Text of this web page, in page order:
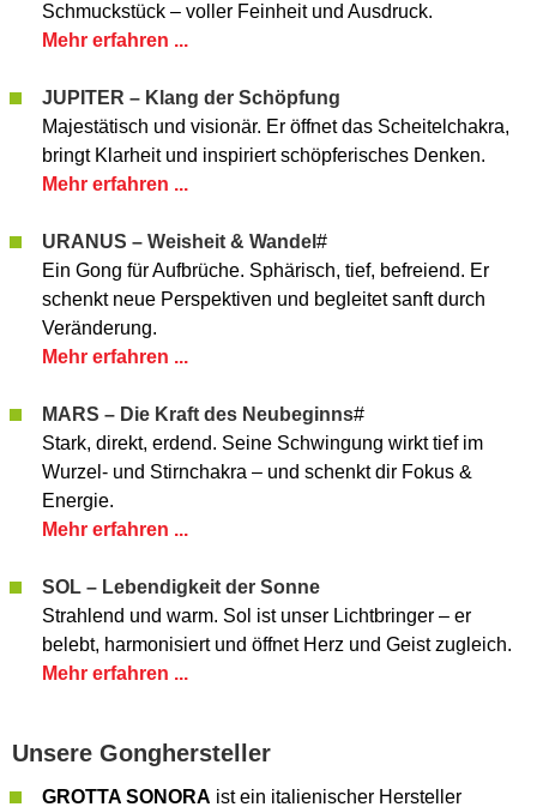
Schmuckstück – voller Feinheit und Ausdruck.
Mehr erfahren ...
JUPITER – Klang der Schöpfung
Majestätisch und visionär. Er öffnet das Scheitelchakra,
bringt Klarheit und inspiriert schöpferisches Denken.
Mehr erfahren ...
URANUS – Weisheit & Wandel #
Ein Gong für Aufbrüche. Sphärisch, tief, befreiend. Er
schenkt neue Perspektiven und begleitet sanft durch
Veränderung.
Mehr erfahren ...
MARS – Die Kraft des Neubeginns#
Stark, direkt, erdend. Seine Schwingung wirkt tief im
Wurzel- und Stirnchakra – und schenkt dir Fokus &
Energie.
Mehr erfahren ...
SOL – Lebendigkeit der Sonne
Strahlend und warm. Sol ist unser Lichtbringer – er
belebt, harmonisiert und öffnet Herz und Geist zugleich.
Mehr erfahren ...
Unsere Gonghersteller
GROTTA SONORA ist ein italienischer Hersteller